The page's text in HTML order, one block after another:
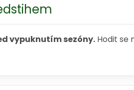
vypuknutím sezóny. Hodit se